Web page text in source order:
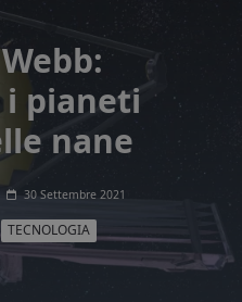
i pianeti
nane
30 Settembre 2021
TECNOLOGIA